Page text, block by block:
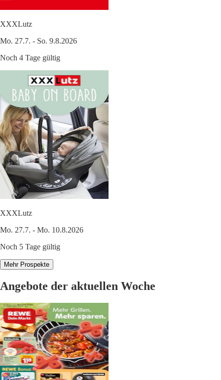
XXXLutz
Mo. 27.7. - So. 9.8.2026
Noch 4 Tage gültig
XXXLutz
Mo. 27.7. - Mo. 10.8.2026
Noch 5 Tage gültig
Mehr Prospekte
Angebote der aktuellen Woche